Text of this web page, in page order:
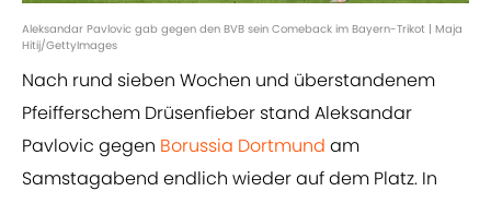
Aleksandar Pavlovic gab gegen den BVB sein Comeback im Bayern-Trikot | Maja
Hitij/GettyImages
Nach rund sieben Wochen und überstandenem
Pfeifferschem Drüsenfieber stand Aleksandar
Pavlovic gegen Borussia Dortmund am
Samstagabend endlich wieder auf dem Platz. In